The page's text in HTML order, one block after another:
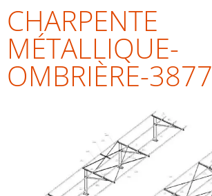
CHARPENTE
MÉTALLIQUE-
OMBRIÈRE-3877